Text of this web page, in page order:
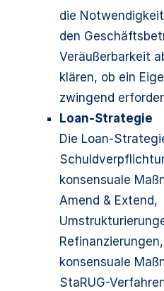
die
den
Veräußerbarkeit
klären, ob ein
zwingend
Loan-Strategie
Die Loan-
konsensuale
Amend & Extend,
konsensuale
StaRUG-